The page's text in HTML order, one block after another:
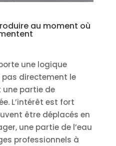
au moment où
une logique
directement le
une partie de
L’intérêt est fort
être déplacés en
une partie de l’eau
professionnels à